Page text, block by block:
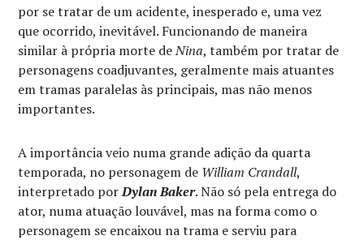
por se tratar de um acidente, inesperado e, uma vez
que ocorrido, inevitável. Funcionando de maneira
similar à própria morte deNina, também por tratar de
personagens coadjuvantes, geralmente mais atuantes
em tramas paralelas às principais, mas não menos
importantes.
A importância veio numa grande adição da quarta
temporada, no personagem de William Crandall,
interpretado porDylan Baker. Não só pela entrega do
ator, numa atuação louvável, mas na forma como o
personagem se encaixou na trama e serviu para